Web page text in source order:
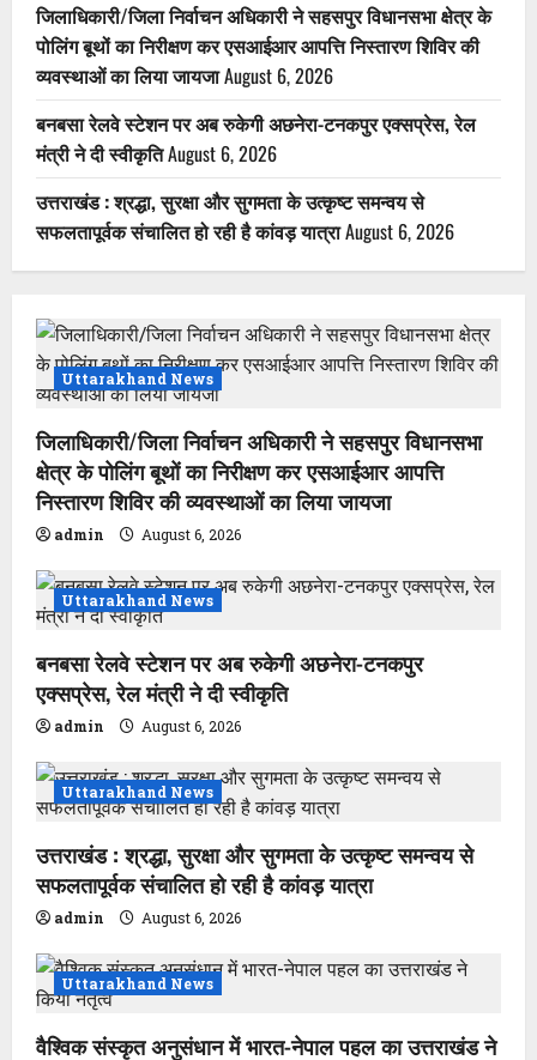
जिलाधिकारी/जिला निर्वाचन अधिकारी ने सहसपुर विधानसभा क्षेत्र के
पोलिंग बूथों का निरीक्षण कर एसआईआर आपत्ति निस्तारण शिविर की
व्यवस्थाओं का लिया जायजाAugust 6, 2026
बनबसा रेलवे स्टेशन पर अब रुकेगी अछनेरा-टनकपुर एक्सप्रेस, रेल
मंत्री ने दी स्वीकृतिAugust 6, 2026
उत्तराखंड : श्रद्धा, सुरक्षा और सुगमता के उत्कृष्ट समन्वय से
सफलतापूर्वक संचालित हो रही है कांवड़ यात्राAugust 6, 2026
Uttarakhand News
जिलाधिकारी/जिला निर्वाचन अधिकारी ने सहसपुर विधानसभा
क्षेत्र के पोलिंग बूथों का निरीक्षण कर एसआईआर आपत्ति
निस्तारण शिविर की व्यवस्थाओं का लिया जायजा
admin August 6, 2026
Uttarakhand News
बनबसा रेलवे स्टेशन पर अब रुकेगी अछनेरा-टनकपुर
एक्सप्रेस, रेल मंत्री ने दी स्वीकृति
admin August 6, 2026
Uttarakhand News
उत्तराखंड : श्रद्धा, सुरक्षा और सुगमता के उत्कृष्ट समन्वय से
सफलतापूर्वक संचालित हो रही है कांवड़ यात्रा
admin August 6, 2026
Uttarakhand News
वैश्विक संस्कृत अनुसंधान में भारत-नेपाल पहल का उत्तराखंड ने